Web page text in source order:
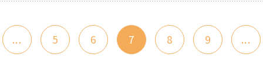
... 5 6 7 8 9 ...